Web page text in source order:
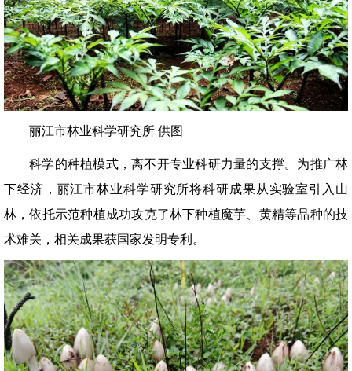
丽江市林业科学研究所 供图
科学的种植模式，离不开专业科研力量的支撑。为推广林
下经济，丽江市林业科学研究所将科研成果从实验室引入山
林，依托示范种植成功攻克了林下种植魔芋、黄精等品种的技
术难关，相关成果获国家发明专利。